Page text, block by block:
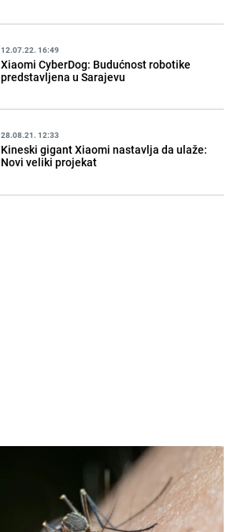
12.07.22. 16:49
Xiaomi CyberDog: Budućnost robotike
predstavljena u Sarajevu
28.08.21. 12:33
Kineski gigant Xiaomi nastavlja da ulaže:
Novi veliki projekat